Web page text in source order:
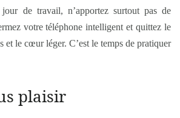
de travail, n’apportez surtout pas de
votre téléphone intelligent et quittez le
et le cœur léger. C’est le temps de pratiquer
plaisir